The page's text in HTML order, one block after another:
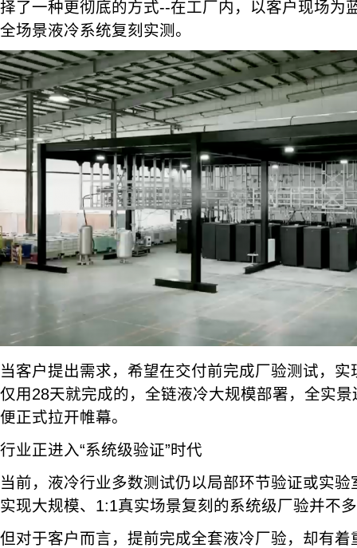
择了一种更彻底的方式--在工厂内，以客户现场为
全场景液冷系统复刻实测。
当客户提出需求，希望在交付前完成厂验测试，
仅用28天就完成的，全链液冷大规模部署，全实
便正式拉开帷幕。
行业正进入“系统级验证”时代
当前，液冷行业多数测试仍以局部环节验证或实
实现大规模、1:1真实场景复刻的系统级厂验并不
但对于客户而言，提前完成全套液冷厂验，却有着